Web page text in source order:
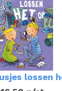
lossen